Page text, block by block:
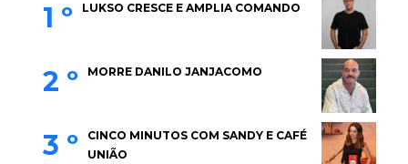
1 º LUKSO CRESCE E AMPLIA COMANDO
2 º MORRE DANILO JANJACOMO
3 º
CINCO MINUTOS COM SANDY E CAFÉ
UNIÃO